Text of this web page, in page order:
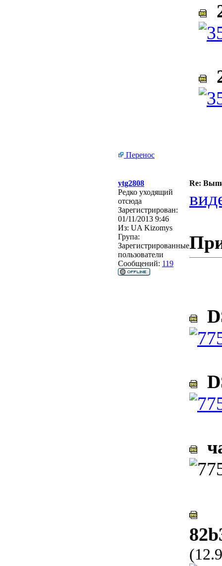
Перенос
ytg2808
Re:
Редко уходящий
отсюда
Зарегистрирован:
01/11/2013 9:46
Из: UA Kizomys
Група:
Зарегистрированные
пользователи
Сообщений: 119